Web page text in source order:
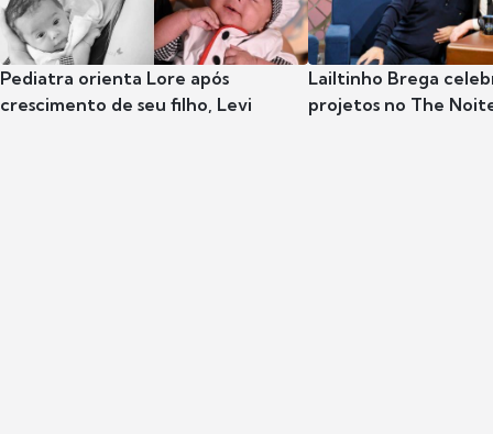
Pediatra orienta Lore após
crescimento de seu filho, Levi
Lailtinho Brega
projetos no The